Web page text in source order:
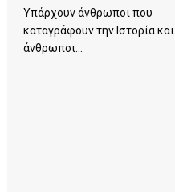
Υπάρχουν άνθρωποι που
καταγράφουν την Ιστορία και
άνθρωποι...